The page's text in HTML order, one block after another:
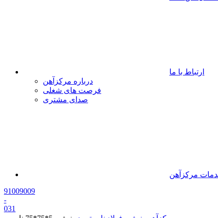
ارتباط با ما
درباره مرکزآهن
فرصت های شغلی
صدای مشتری
مرکزآهن
91009009
-
031